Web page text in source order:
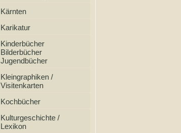
Kärnten
Karikatur
Kinderbücher
Bilderbücher
Jugendbücher
Kleingraphiken /
Visitenkarten
Kochbücher
Kulturgeschichte /
Lexikon